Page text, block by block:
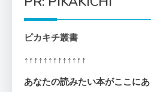
ピカキチ叢書
↑↑↑↑↑↑↑↑↑↑↑↑↑
あなたの読みたい本がここにあ